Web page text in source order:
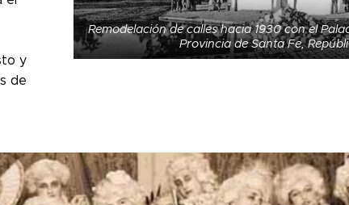
Remodelación de calles hacia 1930 con el
Provincia de Santa Fe,
y
de